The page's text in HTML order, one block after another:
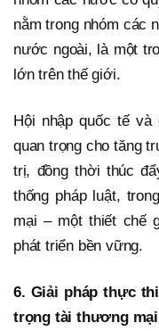
nằm trong nhóm các
nước ngoài, là một
lớn trên thế giới.
Hội nhập quốc tế
quan trọng cho tăng
trị, đồng thời thúc
thống pháp luật,
mại – một thiết chế
phát triển bền vững.
6. Giải pháp thực
trọng tài thương